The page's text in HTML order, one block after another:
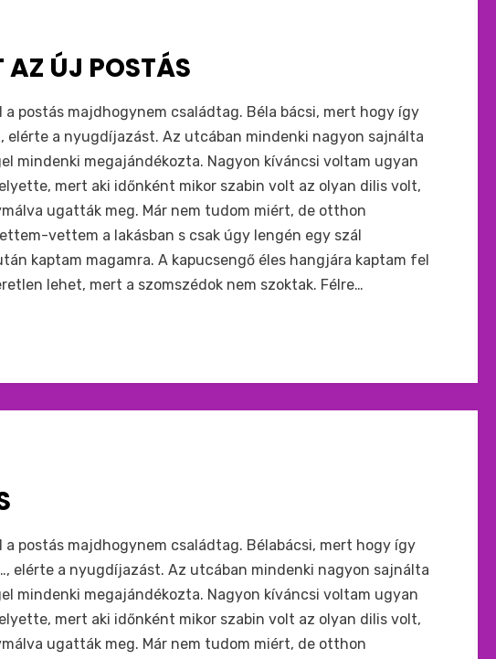
AZ ÚJ POSTÁS
a postás majdhogynem családtag. Béla bácsi, mert hogy így
elérte a nyugdíjazást. Az utcában mindenki nagyon sajnálta
mindenki megajándékozta. Nagyon kíváncsi voltam ugyan
mert aki időnként mikor szabin volt az olyan dilis volt,
ugatták meg. Már nem tudom miért, de otthon
vettem a lakásban s csak úgy lengén egy szál
kaptam magamra. A kapucsengő éles hangjára kaptam fel
lehet, mert a szomszédok nem szoktak. Félre…
a postás majdhogynem családtag. Bélabácsi, mert hogy így
elérte a nyugdíjazást. Az utcában mindenki nagyon sajnálta
mindenki megajándékozta. Nagyon kíváncsi voltam ugyan
mert aki időnként mikor szabin volt az olyan dilis volt,
ugatták meg. Már nem tudom miért, de otthon